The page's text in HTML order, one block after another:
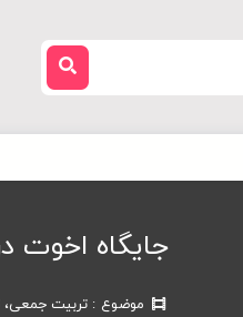
جایگاه اخوت
موضوع
تربیت جمعی،